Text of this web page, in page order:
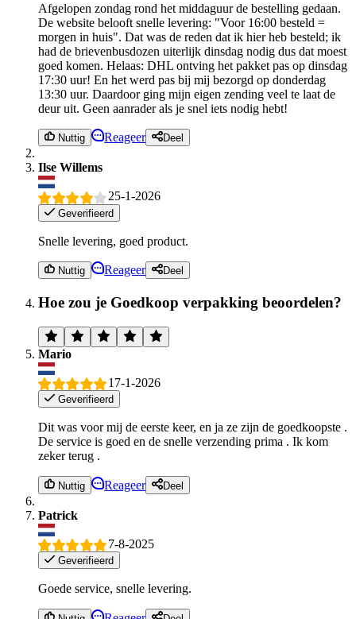
Afgelopen zondag rond het middaguur de bestelling gedaan.
De website belooft snelle levering: "Voor 16:00 besteld =
morgen in huis". Dat was de reden dat ik hier heb besteld; ik
had de brievenbusdozen uiterlijk dinsdag nodig dus dat moest
goed komen. Helaas: DHL ontving het pakket pas op dinsdag
17:30 uur! En het werd pas bij mij bezorgd op donderdag
13:30 uur. Daardoor ging mijn eigen zending veel te laat de
deur uit. Geen aanrader als je snel iets nodig hebt!
Nuttig Reageer Deel
Ilse Willems
25-1-2026
Geverifieerd
Snelle levering, goed product.
Nuttig Reageer Deel
Hoe zou je Goedkoop verpakking beoordelen?
Mario
17-1-2026
Geverifieerd
Dit was voor mij de eerste keer, en ja ze zijn de goedkoopste .
De service is goed en de snelle verzending prima . Ik kom
zeker terug .
Nuttig Reageer Deel
Patrick
7-8-2025
Geverifieerd
Goede service, snelle levering.